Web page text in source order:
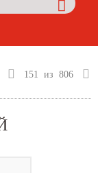
151 из 806